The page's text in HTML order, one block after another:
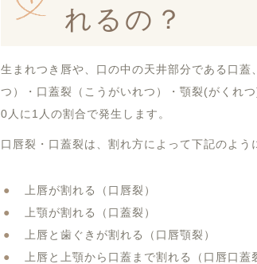
口唇裂・口蓋裂の治療方法
れるの？
生まれつき唇や、口の中の天井部分である口
つ）・口蓋裂（こうがいれつ）・顎裂(がくれ
0人に1人の割合で発生します。
口唇裂・口蓋裂は、割れ方によって下記のよう
上唇が割れる（口唇裂）
上顎が割れる（口蓋裂）
上唇と歯ぐきが割れる（口唇顎裂）
上唇と上顎から口蓋まで割れる（口唇口蓋